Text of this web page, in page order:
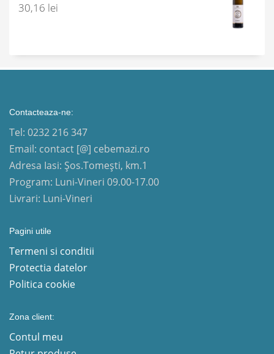
30,16 lei
Contacteaza-ne:
Tel: 0232 216 347
Email: contact [@] cebemazi.ro
Adresa Iasi: Șos.Tomești, km.1
Program: Luni-Vineri 09.00-17.00
Livrari: Luni-Vineri
Pagini utile
Termeni si conditii
Protectia datelor
Politica cookie
Zona client:
Contul meu